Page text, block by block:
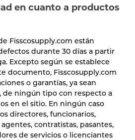
en cuanto a productos
Fisscosupply.com están
durante 30 días a partir
Excepto según se establece
documento, Fisscosupply.com
o garantías, ya sean
de ningún tipo con respecto a
en el sitio. En ningún caso
directores, funcionarios,
contratistas, pasantes,
de servicios o licenciantes